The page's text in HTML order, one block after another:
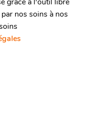
nos soins à nos